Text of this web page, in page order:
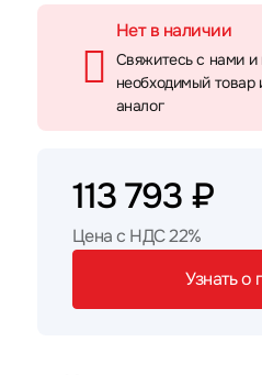
Нет в наличии
Свяжитесь с нами и
необходимый
аналог
113 793 ₽
Цена с НДС 22%
Узнать о